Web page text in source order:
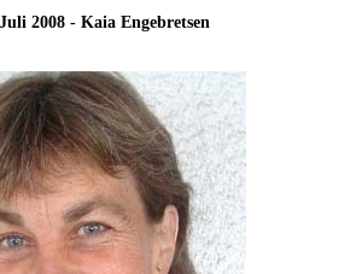
2008 - Kaia Engebretsen